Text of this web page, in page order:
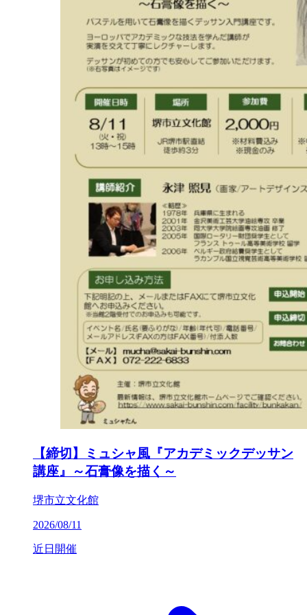
【締切】ミュシャ風『アカデミックデッサン
講座』～石膏像を描く～
堺市立文化館
2026/08/11
近日開催